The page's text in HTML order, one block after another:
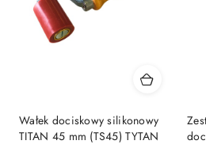
Wałek dociskowy silikonowy
TITAN 45 mm (TS45) TYTAN